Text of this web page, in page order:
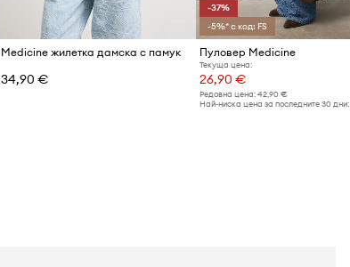
Medicine жилетка дамска с памук
34,90 €
-37%
-5%* с код: FS
Пуловер Medicine
Текуща цена:
26,90 €
Редовна цена: 42,90 €
Най-ниска цена за последните 30 дни: